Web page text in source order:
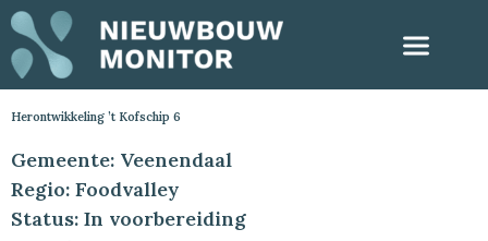
Herontwikkeling ’t Kofschip 6
Gemeente: Veenendaal
Regio: Foodvalley
Status: In voorbereiding